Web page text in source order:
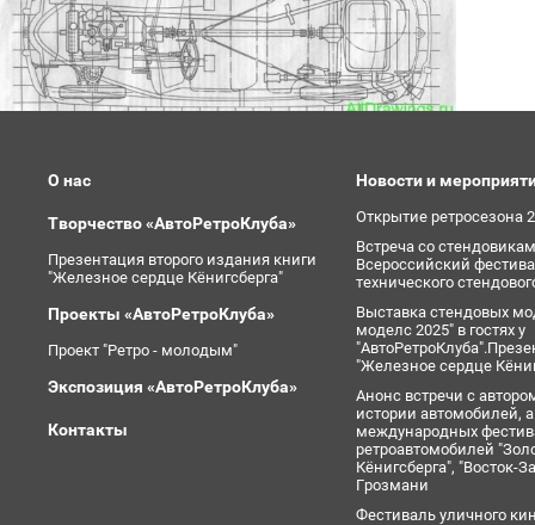
использоваться обычные бытовые
предметы: коробки, сумки, портфели,
сигаретные пачки, мобильные
телефоны, игрушки.
- наличие у предметов характерного
вида штатных боеприпасов,
сигнальных, осветительных, учебно-
имитационных средств,
пиротехнических изделий или их
элементов;
- наличие у обнаруженных предметов
самодельных доработок и элементов,
не соответствующих их прямому
назначению или конструкции (антенн,
- наличие звука работающего часового
О нас
Творчество «АвтоРетроКлуба»
Презентация второго издания книги
"Железное сердце Кёнигсберга"
Проекты «АвтоРетроКлуба»
Проект "Ретро - молодым"
Экспозиция «АвтоРетроКлуба»
Контакты
Новости и
Открытие ретросезона
Встреча со
Всероссийский
технического
Выставка стендовых
моделс 2025" в гостях у
"Железное сердце
Анонс встречи с
истории автомобилей,
международных
ретроавтомобилей
Кёнигсберга", "Восток-
Грозмани
Фестиваль уличного